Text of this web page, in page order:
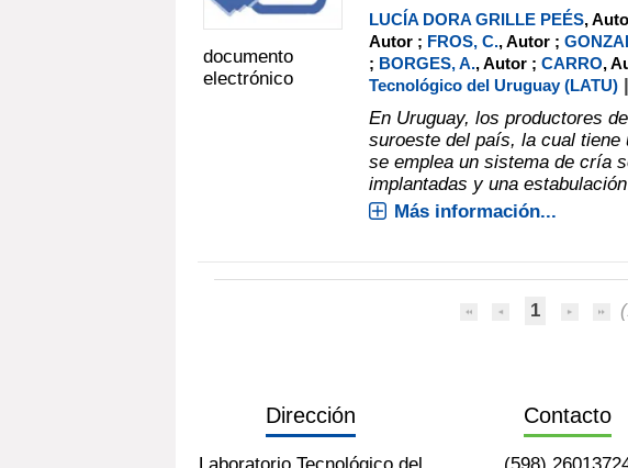
documento
electrónico
LUCÍA DORA GRILLE PEÉS,
Autor ; FROS, C., Autor ;
; BORGES, A., Autor ; CARRO,
Tecnológico del Uruguay (LATU)|
En Uruguay, los productores
suroeste del país, la cual tiene
se emplea un sistema de cría
implantadas y una
Más información...
1
Dirección Contacto